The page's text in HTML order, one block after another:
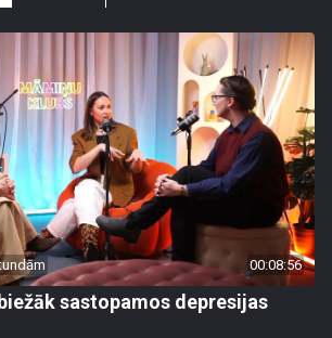
00:08:56
sastopamos depresijas